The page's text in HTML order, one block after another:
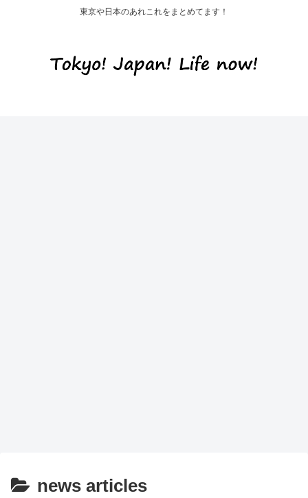
東京や日本のあれこれをまとめてます！
news articles